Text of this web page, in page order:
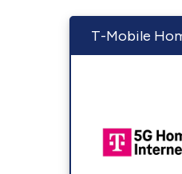
T-Mobile